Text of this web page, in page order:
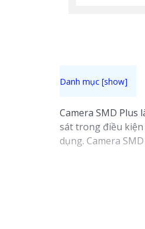
Camera SMD
sát trong điều kiện
dụng. Camera